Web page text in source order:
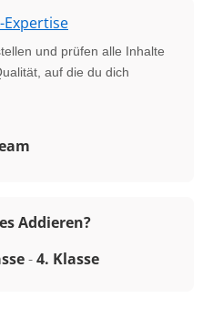
und prüfen alle Inhalte
auf die du dich
Addieren?
-4. Klasse